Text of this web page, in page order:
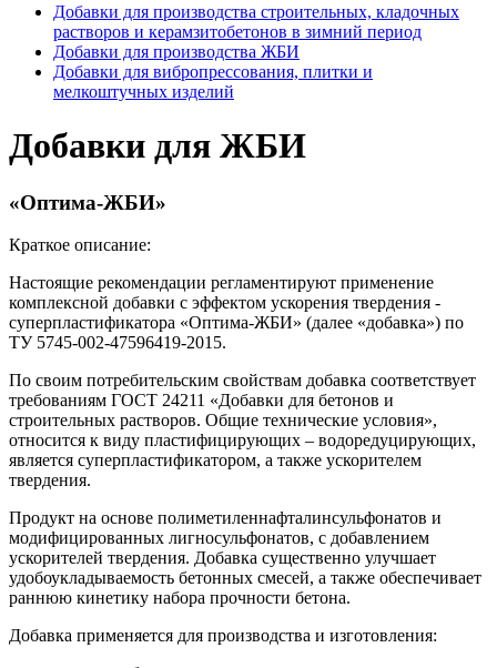
Добавки для производства строительных, кладочных
растворов и керамзитобетонов в зимний период
Добавки для производства ЖБИ
Добавки для вибропрессования, плитки и
мелкоштучных изделий
Добавки для ЖБИ
«Оптима-ЖБИ»
Краткое описание:
Настоящие рекомендации регламентируют применение
комплексной добавки с эффектом ускорения твердения -
суперпластификатора «Оптима-ЖБИ» (далее «добавка») по
ТУ 5745-002-47596419-2015.
По своим потребительским свойствам добавка соответствует
требованиям ГОСТ 24211 «Добавки для бетонов и
строительных растворов. Общие технические условия»,
относится к виду пластифицирующих – водоредуцирующих,
является суперпластификатором, а также ускорителем
твердения.
Продукт на основе полиметиленнафталинсульфонатов и
модифицированных лигносульфонатов, с добавлением
ускорителей твердения. Добавка существенно улучшает
удобоукладываемость бетонных смесей, а также обеспечивает
раннюю кинетику набора прочности бетона.
Добавка применяется для производства и изготовления: